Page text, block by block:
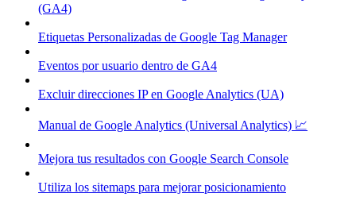
(GA4)
Etiquetas Personalizadas de Google Tag Manager
Eventos por usuario dentro de GA4
Excluir direcciones IP en Google Analytics (UA)
Manual de Google Analytics (Universal Analytics) 📈
Mejora tus resultados con Google Search Console
Utiliza los sitemaps para mejorar posicionamiento